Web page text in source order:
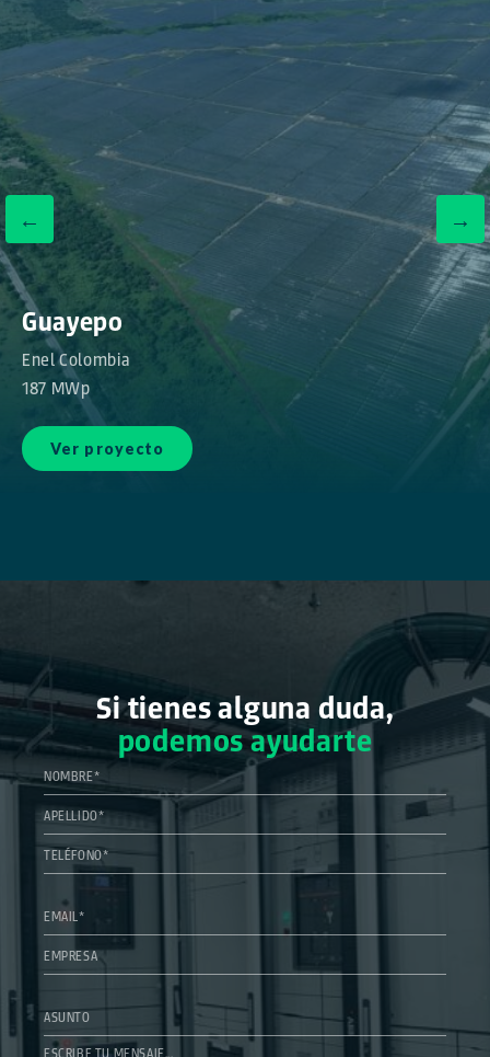
Guayepo
Enel Colombia
187 MWp
Ver proyecto
← →
Si tienes alguna duda,
podemos ayudarte